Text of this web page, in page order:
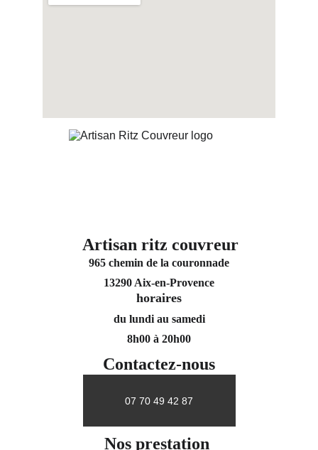
Contactez-nous
07 70 49 42 87
Artisan ritz couvreur
Nos prestation
965 chemin de la couronnade
13290 Aix-en-Provence
horaires
du lundi au samedi
8h00 à 20h00